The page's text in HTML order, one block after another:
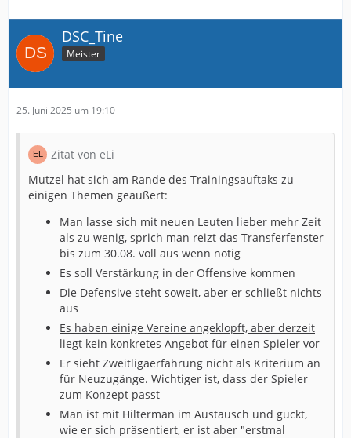
DSC_Tine
Meister
25. Juni 2025 um 19:10
Zitat von eLi
Mutzel hat sich am Rande des Trainingsauftaks zu
einigen Themen geäußert:
Man lasse sich mit neuen Leuten lieber mehr Zeit
als zu wenig, sprich man reizt das Transferfenster
bis zum 30.08. voll aus wenn nötig
Es soll Verstärkung in der Offensive kommen
Die Defensive steht soweit, aber er schließt nichts
aus
Es haben einige Vereine angeklopft, aber derzeit
liegt kein konkretes Angebot für einen Spieler vor
Er sieht Zweitligaerfahrung nicht als Kriterium an
für Neuzugänge. Wichtiger ist, dass der Spieler
zum Konzept passt
Man ist mit Hilterman im Austausch und guckt,
wie er sich präsentiert, er ist aber "erstmal